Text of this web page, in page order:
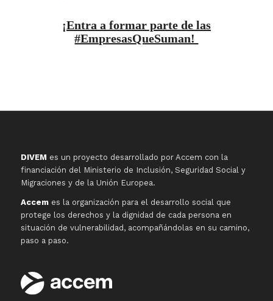
¡Entra a formar parte de las
#EmpresasQueSuman!
DIVEM es un proyecto desarrollado por Accem con la
financiación del Ministerio de Inclusión, Seguridad Social y
Migraciones y de la Unión Europea.
Accemes la organización para el desarrollo social que
protege los derechos y la dignidad de cada persona en
situación de vulnerabilidad, acompañándolas en su camino,
paso a paso.